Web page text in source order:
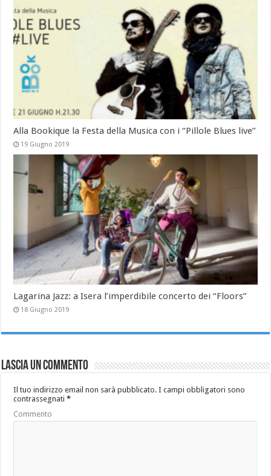
Alla Bookique la Festa della Musica con i “Pillole Blues live”
19 Giugno 2019
Lagarina Jazz: a Isera l’imperdibile concerto dei “Floors”
18 Giugno 2019
Lascia un commento
Il tuo indirizzo email non sarà pubblicato. I campi obbligatori sono
contrassegnati*
Commento